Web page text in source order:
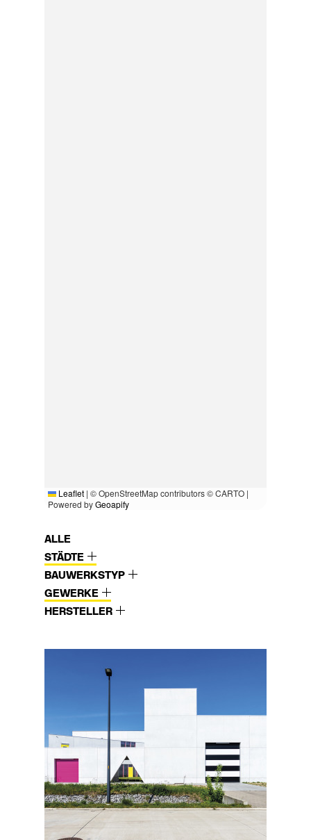
Leaflet | © OpenStreetMap contributors © CARTO |
Powered byGeoapify
ALLE
STÄDTE
BAUWERKSTYP
GEWERKE
HERSTELLER